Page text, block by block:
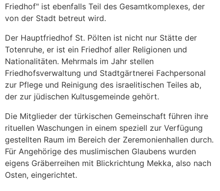
Friedhof" ist ebenfalls Teil des Gesamtkomplexes, der
von der Stadt betreut wird.
Der Hauptfriedhof St. Pölten ist nicht nur Stätte der
Totenruhe, er ist ein Friedhof aller Religionen und
Nationalitäten. Mehrmals im Jahr stellen
Friedhofsverwaltung und Stadtgärtnerei Fachpersonal
zur Pflege und Reinigung des israelitischen Teiles ab,
der zur jüdischen Kultusgemeinde gehört.
Die Mitglieder der türkischen Gemeinschaft führen ihre
rituellen Waschungen in einem speziell zur Verfügung
gestellten Raum im Bereich der Zeremonienhallen durch.
Für Angehörige des muslimischen Glaubens wurden
eigens Gräberreihen mit Blickrichtung Mekka, also nach
Osten, eingerichtet.